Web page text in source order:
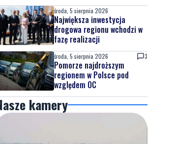
środa, 5 sierpnia 2026
Największa inwestycja
drogowa regionu wchodzi w
fazę realizacji
środa, 5 sierpnia 2026 3
Pomorze najdroższym
regionem w Polsce pod
względem OC
kamery